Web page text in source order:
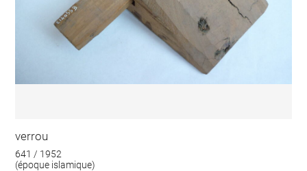
verrou
641 / 1952
(époque islamique)